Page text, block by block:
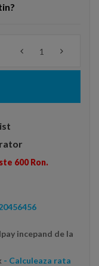
600 Ron.
incepand de la
- Calculeaza rata